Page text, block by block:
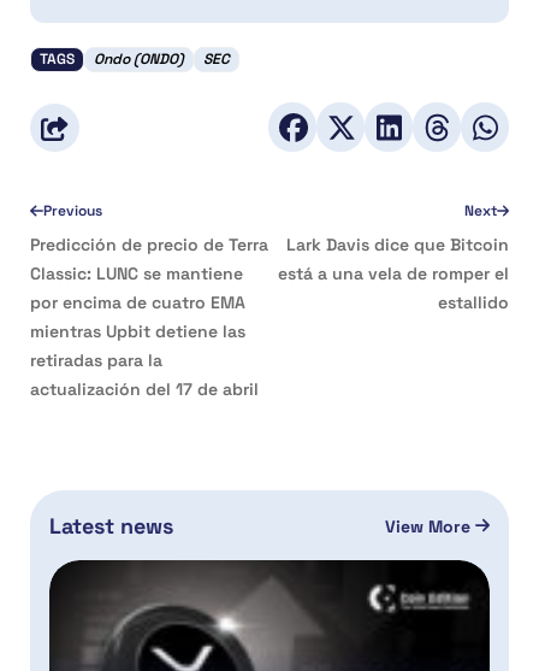
TAGS Ondo (ONDO) SEC
Previous
Predicción de precio de Terra
Classic: LUNC se mantiene
por encima de cuatro EMA
mientras Upbit detiene las
retiradas para la
actualización del 17 de abril
Next
Lark Davis dice que Bitcoin
está a una vela de romper el
estallido
Latest news View More